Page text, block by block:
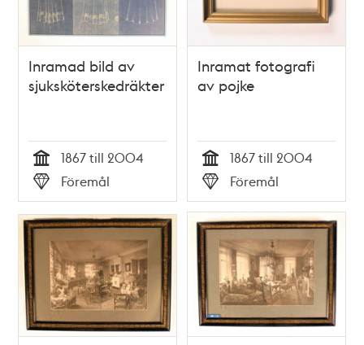
Inramad bild av
sjuksköterskedräkter
Tid
1867 till 2004
Typ
Föremål
Inramat fotografi
av pojke
Tid
1867 till 2004
Typ
Föremål